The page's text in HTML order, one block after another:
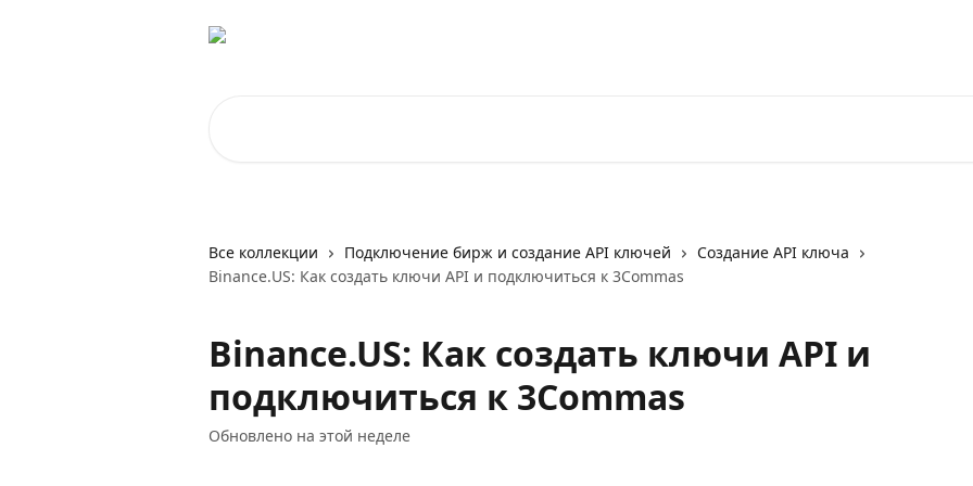
Все коллекции Подключение бирж и создание API ключей
Создание API ключа
Binance.US: Как создать ключи API и подключиться к 3Commas
Binance.US: Как создать ключи API и
подключиться к 3Commas
Обновлено на этой неделе